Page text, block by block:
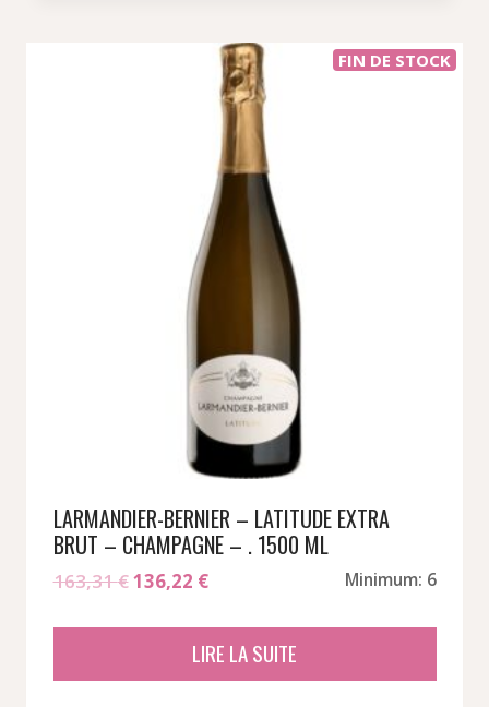
FIN DE STOCK
LARMANDIER-BERNIER – LATITUDE EXTRA
BRUT – CHAMPAGNE – . 1500 ML
163,31€Le
136,22 €Le
est :
Minimum: 6
LIRE LA SUITE